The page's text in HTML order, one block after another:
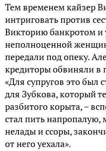
Тем временем кайзер
интриговать против
Викторию банкротом и
неполноценной
передали под опеку.
кредиторы обвиняли в
«Для супругов это был
для Зубкова, который
разбитого корыта, –
стал пить
нелады и ссоры,
от него уехала».